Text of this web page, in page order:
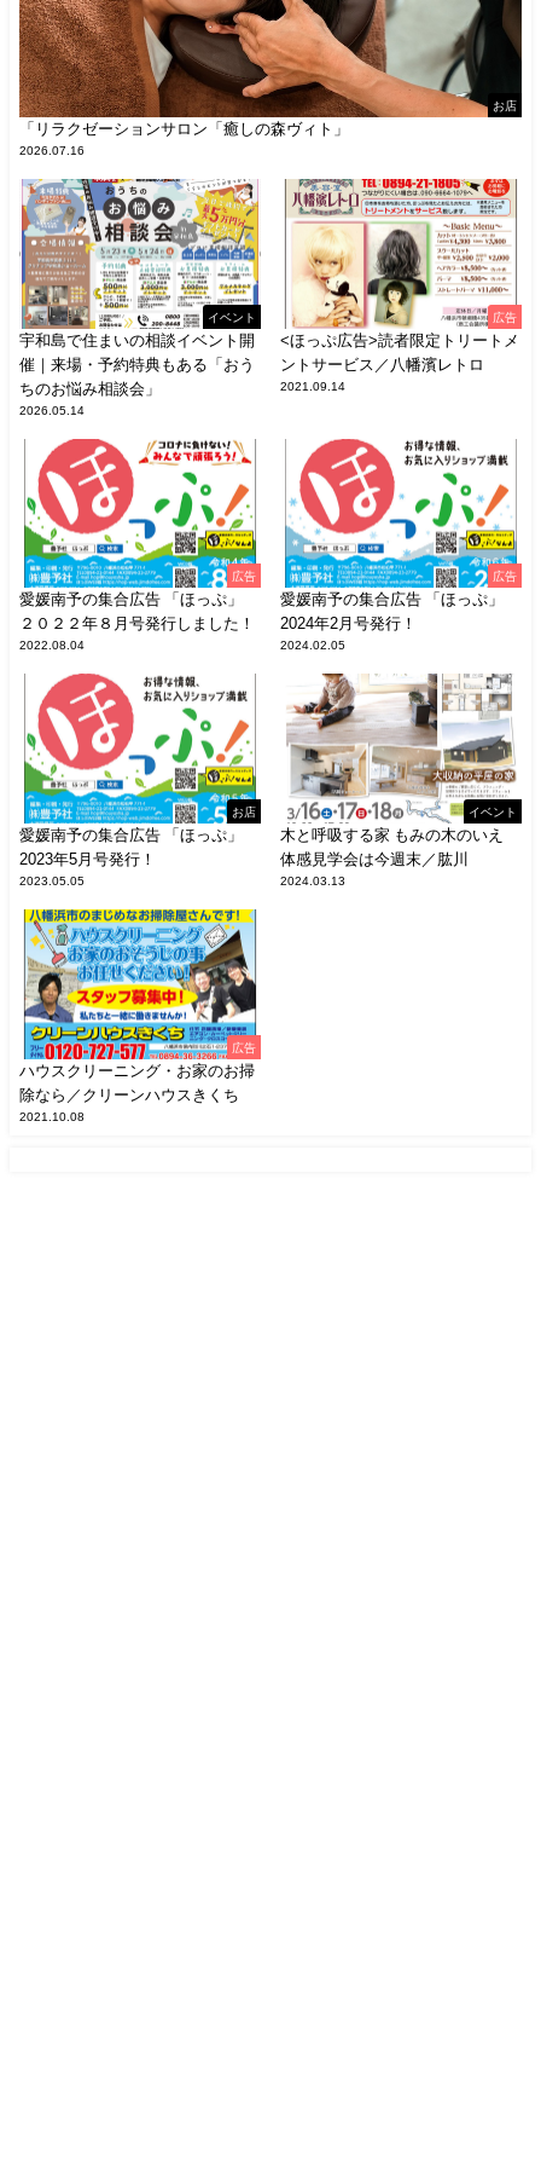
お店
「リラクゼーションサロン「癒しの森ヴィト」
2026.07.16
イベント
宇和島で住まいの相談イベント開
催｜来場・予約特典もある「おう
ちのお悩み相談会」
2026.05.14
広告
<ほっぷ広告>読者限定トリートメ
ントサービス／八幡濱レトロ
2021.09.14
広告
愛媛南予の集合広告 「ほっぷ」
２０２２年８月号発行しました！
2022.08.04
広告
愛媛南予の集合広告 「ほっぷ」
2024年2月号発行！
2024.02.05
お店
愛媛南予の集合広告 「ほっぷ」
2023年5月号発行！
2023.05.05
イベント
木と呼吸する家 もみの木のいえ
体感見学会は今週末／肱川
2024.03.13
広告
ハウスクリーニング・お家のお掃
除なら／クリーンハウスきくち
2021.10.08